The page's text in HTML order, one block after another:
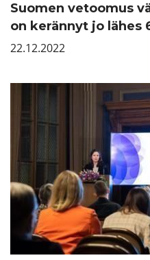
Suomen vetoomus
on kerännyt jo lähes
22.12.2022